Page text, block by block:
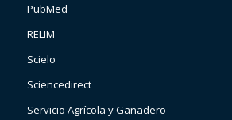
PubMed
RELIM
Scielo
Sciencedirect
Servicio Agrícola y Ganadero